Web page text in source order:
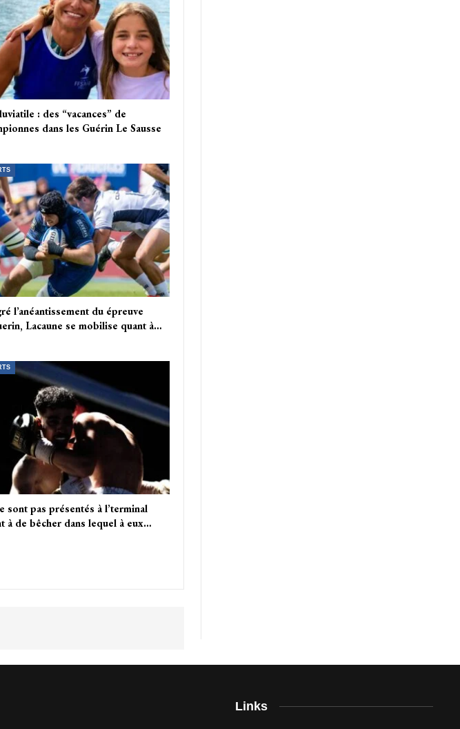
: des “vacances” de
dans les Guérin Le Sausse
l’anéantissement du épreuve
Lacaune se mobilise quant à…
sont pas présentés à l’terminal
à de bêcher dans lequel à eux…
Links